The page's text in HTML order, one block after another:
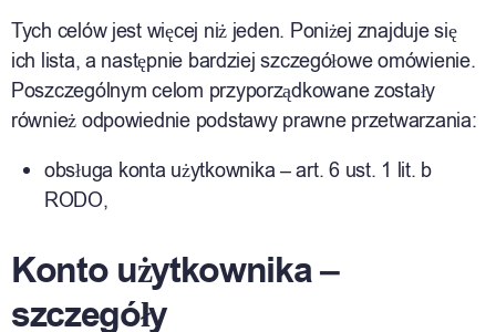
Tych celów jest więcej niż jeden. Poniżej znajduje się
ich lista, a następnie bardziej szczegółowe omówienie.
Poszczególnym celom przyporządkowane zostały
również odpowiednie podstawy prawne przetwarzania:
obsługa konta użytkownika – art. 6 ust. 1 lit. b
RODO,
Konto użytkownika –
szczegóły